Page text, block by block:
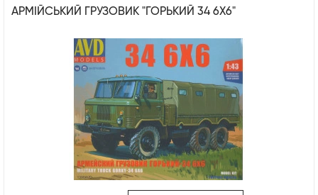
АРМІЙСЬКИЙ ГРУЗОВИК "ГОРЬКИЙ 34 6Х6"